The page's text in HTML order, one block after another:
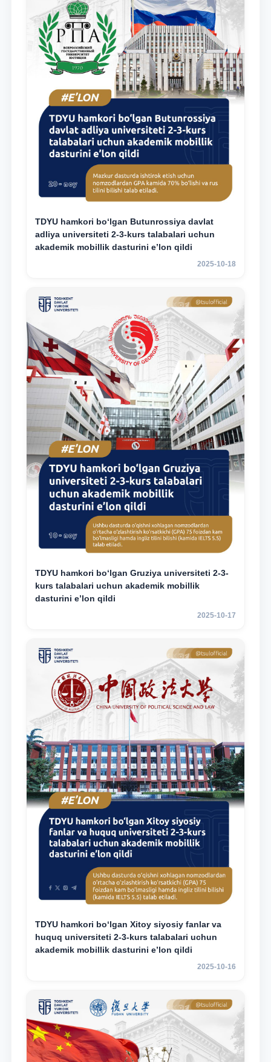
TDYU hamkori bo‘lgan Butunrossiya davlat
adliya universiteti 2-3-kurs talabalari uchun
akademik mobillik dasturini e’lon qildi
2025-10-18
TDYU hamkori bo‘lgan Gruziya universiteti 2-3-
kurs talabalari uchun akademik mobillik
dasturini e’lon qildi
2025-10-17
TDYU hamkori bo‘lgan Xitoy siyosiy fanlar va
huquq universiteti 2-3-kurs talabalari uchun
akademik mobillik dasturini e’lon qildi
2025-10-16